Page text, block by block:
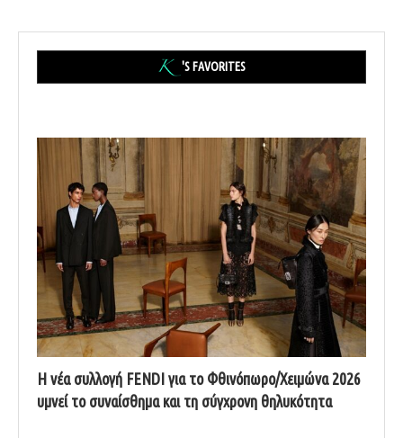
'S FAVORITES
Η νέα συλλογή FENDI για το Φθινόπωρο/Χειμώνα 2026
υμνεί το συναίσθημα και τη σύγχρονη θηλυκότητα